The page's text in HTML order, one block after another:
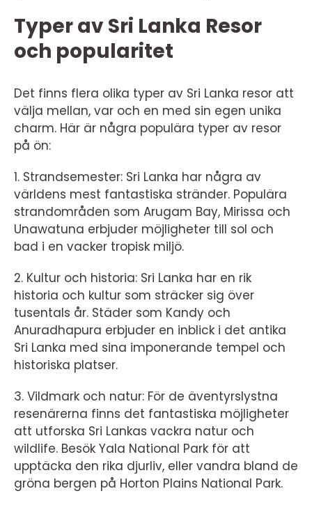
Typer av Sri Lanka Resor
och popularitet
Det finns flera olika typer av Sri Lanka resor att
välja mellan, var och en med sin egen unika
charm. Här är några populära typer av resor
på ön:
1. Strandsemester: Sri Lanka har några av
världens mest fantastiska stränder. Populära
strandområden som Arugam Bay, Mirissa och
Unawatuna erbjuder möjligheter till sol och
bad i en vacker tropisk miljö.
2. Kultur och historia: Sri Lanka har en rik
historia och kultur som sträcker sig över
tusentals år. Städer som Kandy och
Anuradhapura erbjuder en inblick i det antika
Sri Lanka med sina imponerande tempel och
historiska platser.
3. Vildmark och natur: För de äventyrslystna
resenärerna finns det fantastiska möjligheter
att utforska Sri Lankas vackra natur och
wildlife. Besök Yala National Park för att
upptäcka den rika djurliv, eller vandra bland de
gröna bergen på Horton Plains National Park.